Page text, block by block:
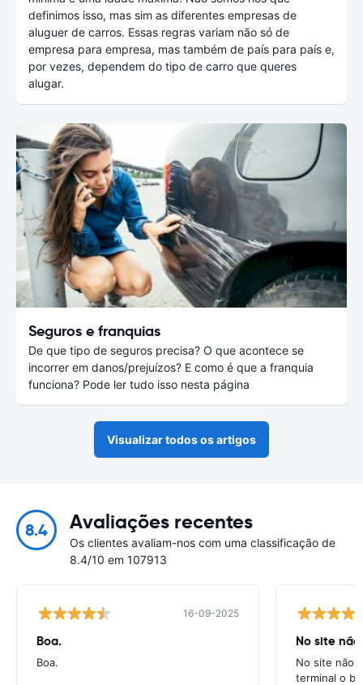
definimos isso, mas sim as diferentes empresas de
aluguer de carros. Essas regras variam não só de
empresa para empresa, mas também de país para país e,
por vezes, dependem do tipo de carro que queres
alugar.
Seguros e franquias
De que tipo de seguros precisa? O que acontece se
incorrer em danos/prejuízos? E como é que a franquia
funciona? Pode ler tudo isso nesta página
Visualizar todos os artigos
8.4 Avaliações recentes
Os clientes avaliam-nos com uma classificação de
8.4/10 em 107913
16-09-2025
Boa.
Boa.
No site
No site não
terminal o